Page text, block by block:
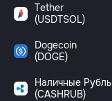
Tether
(USDTSOL)
Dogecoin
(DOGE)
Наличные Рубль
(CASHRUB)